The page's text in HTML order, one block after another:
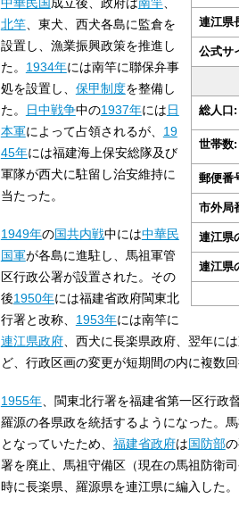
連江県
公式サ
総人口:
世帯数:
郵便番
市外局
連江県
連江県
北竿、東犬、西犬各島に監倉を
設置し、漁業振興政策を推進し
た。 1934年には南竿に聯保弁事
処を設置し、 保甲制度を整備し
た。
日中戦争中の1937年には日
本軍によって占領されるが、 19
45年には福建海上保安総隊及び
軍隊が西犬に駐留し治安維持に
当たった。
1949年の国共内戦中には中華民
国軍が各島に進駐し、馬祖軍管
区行政公署が設置された。その
後1950年には福建省政府閩東北
行署と改称、 1953年には南竿に
連江県政府、西犬に長楽県政府、翌年に
ど、行政区画の変更が短期間の内に複数回
1955年、閩東北行署を福建省第一区行政
羅源の各県政を統括するようになった。
となっていたため、 福建省政府は国防部
署を廃止、馬祖守備区（現在の馬祖防衛
時に長楽県、羅源県を連江県に編入した。